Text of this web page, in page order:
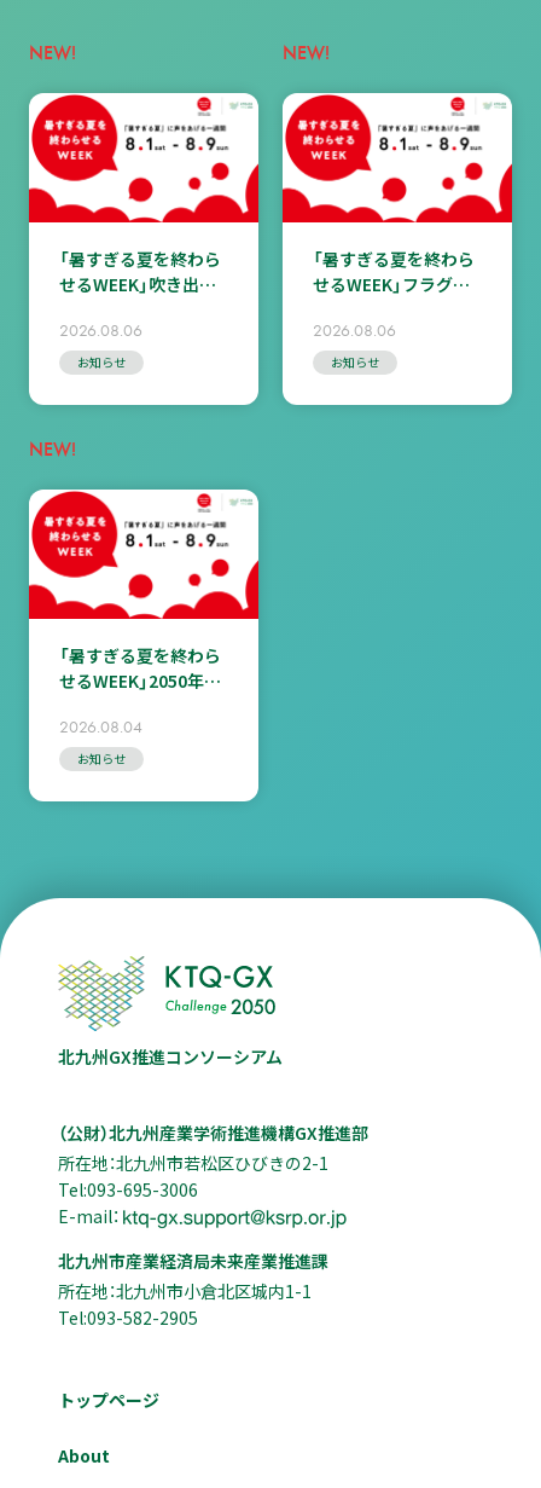
NEW!
「暑すぎる夏を終わら
せるWEEK」吹き出し
からのコメント掲載
中！＞
2026.08.06
お知らせ
NEW!
「暑すぎる夏を終わら
せるWEEK」フラグシ
オンライン）ご案内
2026.08.06
お知らせ
NEW!
「暑すぎる夏を終わら
せるWEEK」2050年の
公開
2026.08.04
お知らせ
北九州GX推進コンソーシアム
（公財）北九州産業学術推進機構GX推進部
所在地：北九州市若松区ひびきの2-1
Tel:093-695-3006
E-mail：
北九州市産業経済局未来産業推進課
所在地：北九州市小倉北区城内1-1
Tel:093-582-2905
トップページ
About